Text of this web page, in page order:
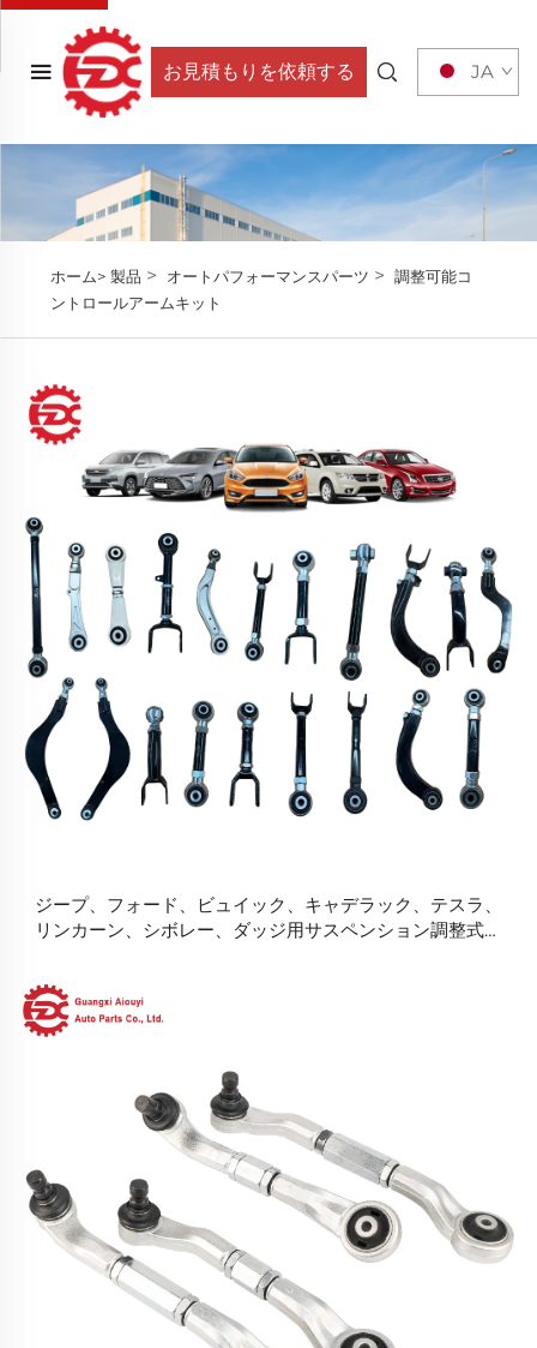
お見積もりを依頼する JA
ホーム> 製品 > オートパフォーマンスパーツ > 調整可能コ
ントロールアームキット
ジープ、フォード、ビュイック、キャデラック、テスラ、
リンカーン、シボレー、ダッジ用サスペンション調整式コ